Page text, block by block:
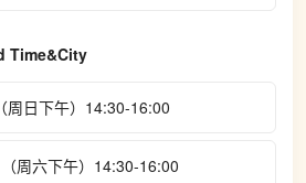
Time&City
周日下午）14:30-16:00
周六下午）14:30-16:00